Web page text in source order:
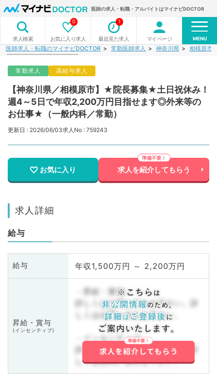
医師の求人・転職・アルバイトはマイナビDOCTOR
求人検索 お気に入り求人
0
最近見た求人
1
マイページ MENU
医師求人・転職のマイナビDOCTOR 常勤医師求人 神奈川県 相模原市
常勤求人 高給与求人
【神奈川県／相模原市】★院長募集★土日祝休み！
週4～5日で年収2,200万円目指せます◎外来等の
お仕事★（一般内科／常勤）
更新日 : 2026/06/03求人No : 759243
お気に入り 求人を紹介してもらう
求人詳細
給与
給与 年収1,500万円 ～ 2,200万円
昇給・賞与
(インセンティブ)
・昇給・賞与
詳しくはお問い合わせ下さい。詳
しくはお問い合わせ下さい。
・インセンティブ
詳しくはお問い合わせ下さい。詳
しくはお問い合わせ下さい。